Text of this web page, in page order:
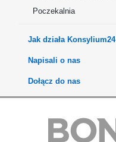
Poczekalnia
Jak działa Konsylium24
Napisali o nas
Dołącz do nas